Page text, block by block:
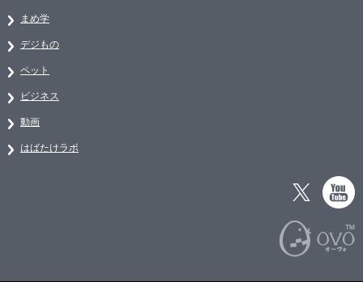
まめ学
デジもの
ペット
ビジネス
動画
はばたけラボ